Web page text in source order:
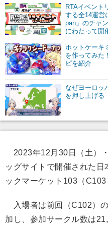
ニコニコQ
RTAイベント
する全14運営
pan」のチャ
にわたって開
ホットケーキ
を作ってみた
ピを紹介
なぜヨーロッ
を押し上げる
2023年12月30日（土）
ッグサイトで開催された日
ックマーケット103（C103
入場者は前回（C102）
加し、参加サークル数は